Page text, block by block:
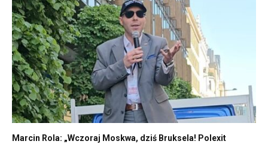
Marcin Rola: „Wczoraj Moskwa, dziś Bruksela! Polexit